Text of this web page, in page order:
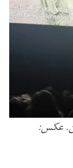
عکس: